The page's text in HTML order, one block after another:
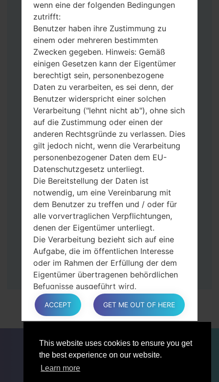
This website uses cookies to ensure you get
the best experience on our website.
Learn more
aktivieren Sie Download-Modus. Alle
Methoden, wie es geht:
Halten Sie die Power-, Lautstärke- und
Bixbi- Tasten gedrückt.
Halten Sie Lauter- und Leiser-Tasten
gedrückt. Schließen Sie das Telefon mit
einem USB-Kabel an den PC an.
Halten Sie die Power-, Lauter- und
Home-Tasten gedrückt.
Schließen Sie das USB-Kabel an und
halten Sie die Leiser- und Bixbi-Tasten
gedrückt.
Halten Sie die Power- und Lauter-
Tasten gedrückt.
Dann schließen Sie das Telefon an den PC
an, das Programm Odin erkennt Ihr Gerät
und „COM port number“ wird auf dem
Bildschirm angezeigt.
Geben Sie nur die „F. Reset”-Zeit und
„Auto-Rebot“ an.
Zum Schluss klicken Sie „Start“-Taste auf.
Ihr Gerät wird neu gestartet und von PC
getrennt.
wenn eine der folgenden Bedingungen
zutrifft:
Benutzer haben ihre Zustimmung zu
einem oder mehreren bestimmten
Zwecken gegeben. Hinweis: Gemäß
einigen Gesetzen kann der Eigentümer
berechtigt sein, personenbezogene
Daten zu verarbeiten, es sei denn, der
Benutzer widerspricht einer solchen
Verarbeitung ("lehnt nicht ab"), ohne sich
auf die Zustimmung oder einen der
anderen Rechtsgründe zu verlassen. Dies
gilt jedoch nicht, wenn die Verarbeitung
personenbezogener Daten dem EU-
Datenschutzgesetz unterliegt.
Die Bereitstellung der Daten ist
notwendig, um eine Vereinbarung mit
dem Benutzer zu treffen und / oder für
alle vorvertraglichen Verpflichtungen,
denen der Eigentümer unterliegt.
Die Verarbeitung bezieht sich auf eine
Aufgabe, die im öffentlichen Interesse
oder im Rahmen der Erfüllung der dem
Eigentümer übertragenen behördlichen
Befugnisse ausgeführt wird.
Die Verarbeitung ist für berechtigte
Interessen des Eigentümers oder eines
Dritten erforderlich.
bei der Erläuterung des für die
Verarbeitung geltenden rechtlichen
Rahmens und insbesondere, ob die
ACCEPT GET ME OUT OF HERE